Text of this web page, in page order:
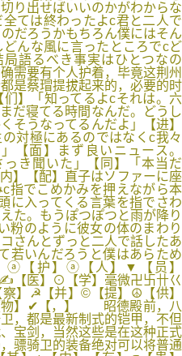
り出せばいいのかがわからな
ては終わったよc君と二人で
だろうかもちろん僕にはそん
んな風に言ったところでcど
語るべき事実はひとつなの
要有个人护着，毕竟这荆州
是蔡瑁提拔起来的，必要的时
】「知ってるよcそれは。六
だ寝てる時間なんだ。どうし
そうなってるんだよ」【进】
対極にあるのではなくc我々
【面】まず良いニュース。
っき聞いた」【同】「本当だ
】【配】直子はソファーに座
指でこめかみを押えながら本
に入ってくる言葉を指でさわ
た。もうぽつぽつと雨が降り
粉のように彼女の体のまわり
さんとずっと二人で話したあ
若いんだろうと僕はあらため
ⓐ【护】ⓐ【人】▼【员】
【医】⊙【学】毫微卍卐卄巜
】☭【并】©【提】☮【供】
】✔【，】 昭德殿前，八
，都是最新制式的铠甲，不但
宝剑，当然这些是在这种正式
骠骑卫的装备绝对可以将普通